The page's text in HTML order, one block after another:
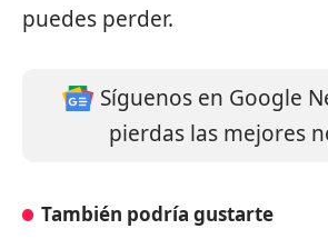
puedes perder.
Síguenos en Google
pierdas las mejores
También podría gustarte